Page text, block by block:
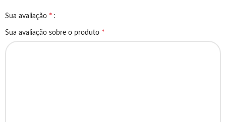
Sua avaliação *
Sua avaliação sobre o produto *